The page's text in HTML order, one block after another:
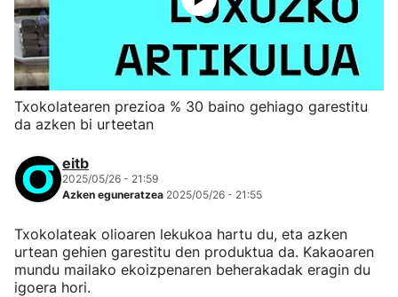
Txokolatearen prezioa % 30 baino gehiago garestitu
da azken bi urteetan
eitb
2025/05/26 - 21:59
Azken eguneratzea 2025/05/26 - 21:55
Txokolateak olioaren lekukoa hartu du, eta azken
urtean gehien garestitu den produktua da. Kakaoaren
mundu mailako ekoizpenaren beherakadak eragin du
igoera hori.